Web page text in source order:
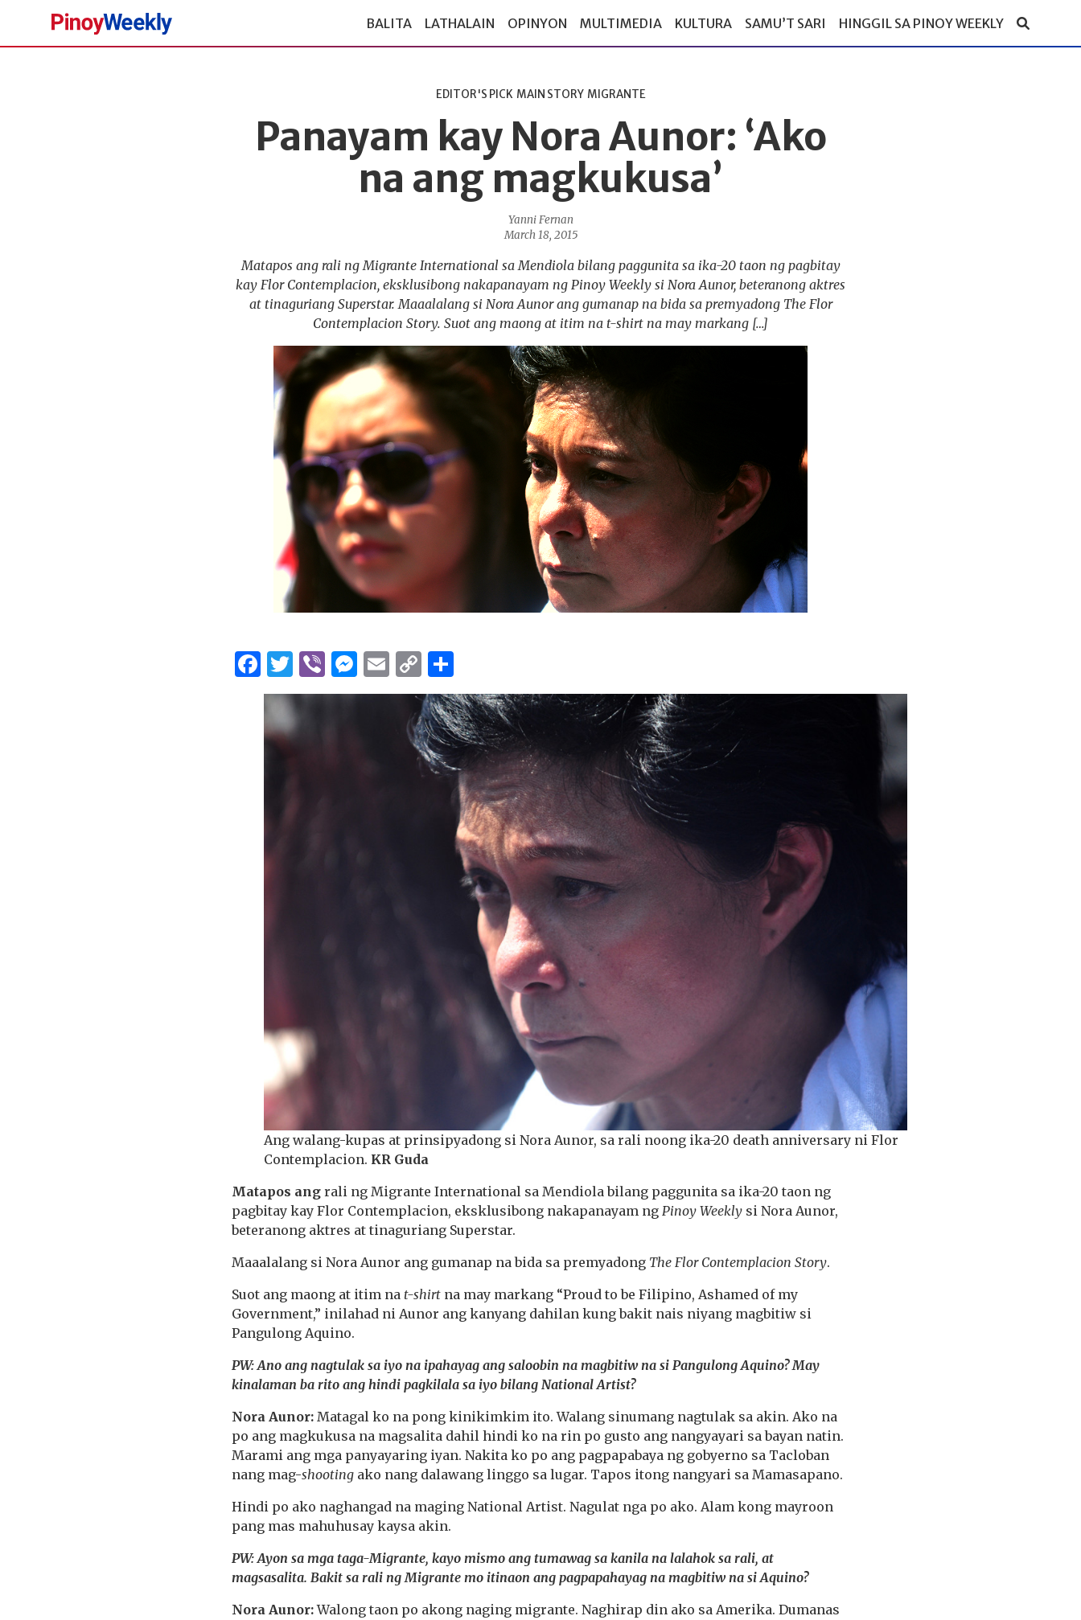
Pinoy
BALITA LATHALAIN OPINYON MULTIMEDIA KULTURA SAMU’T SARI HINGGIL SA PINOY WEEKLY
EDITOR'S PICK MAIN STORY MIGRANTE
Panayam kay Nora Aunor: ‘Ako
na ang magkukusa’
Yanni Fernan
March 18, 2015
Matapos ang rali ng Migrante International sa Mendiola bilang paggunita sa ika-20 taon ng pagbitay
kay Flor Contemplacion, eksklusibong nakapanayam ng Pinoy Weekly si Nora Aunor, beteranong aktres
at tinaguriang Superstar. Maaalalang si Nora Aunor ang gumanap na bida sa premyadong The Flor
Contemplacion Story. Suot ang maong at itim na t-shirt na may markang […]
Facebook
Twitter
ViberMessenger
Email
Copy
Link
Ang walang-kupas at prinsipyadong si Nora Aunor, sa rali noong ika-20 death anniversary ni Flor
Contemplacion. KR Guda
Matapos ang rali ng Migrante International sa Mendiola bilang paggunita sa ika-20 taon ng
pagbitay kay Flor Contemplacion, eksklusibong nakapanayam ng Pinoy Weekly si Nora Aunor,
beteranong aktres at tinaguriang Superstar.
Maaalalang si Nora Aunor ang gumanap na bida sa premyadong The Flor Contemplacion Story.
Suot ang maong at itim na t-shirt na may markang “Proud to be Filipino, Ashamed of my
Government,” inilahad ni Aunor ang kanyang dahilan kung bakit nais niyang magbitiw si
Pangulong Aquino.
PW: Ano ang nagtulak sa iyo na ipahayag ang saloobin na magbitiw na si Pangulong Aquino? May
kinalaman ba rito ang hindi pagkilala sa iyo bilang National Artist?
Nora Aunor: Matagal ko na pong kinikimkim ito. Walang sinumang nagtulak sa akin. Ako na
po ang magkukusa na magsalita dahil hindi ko na rin po gusto ang nangyayari sa bayan natin.
Marami ang mga panyayaring iyan. Nakita ko po ang pagpapabaya ng gobyerno sa Tacloban
nang mag-shooting ako nang dalawang linggo sa lugar. Tapos itong nangyari sa Mamasapano.
Hindi po ako naghangad na maging National Artist. Nagulat nga po ako. Alam kong mayroon
pang mas mahuhusay kaysa akin.
PW: Ayon sa mga taga-Migrante, kayo mismo ang tumawag sa kanila na lalahok sa rali, at
magsasalita. Bakit sa rali ng Migrante mo itinaon ang pagpapahayag na magbitiw na si Aquino?
Nora Aunor:Walong taon po akong naging migrante. Naghirap din ako sa Amerika. Dumanas